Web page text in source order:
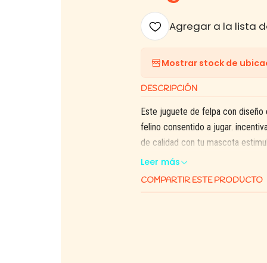
Agregar a la lista
Mostrar stock de
DESCRIPCIÓN
Este juguete de felpa con diseño
felino consentido a jugar.
de calidad con tu mascota
Leer más
COMPARTIR ESTE PRODUCTO